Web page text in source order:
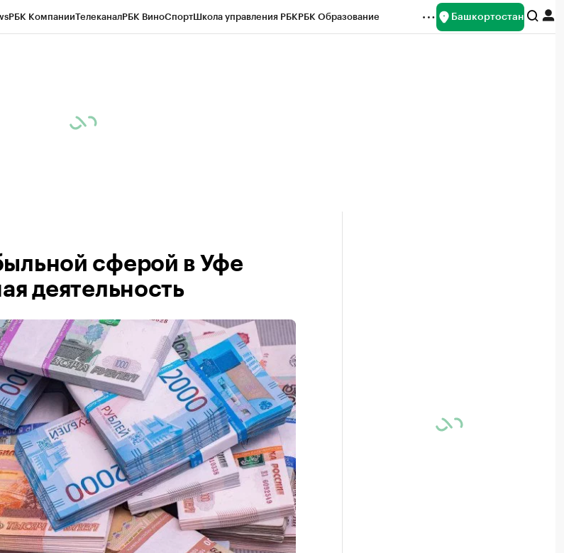
РБК КомпанииТелеканалРБК ВиноСпортШкола управления РБКРБК Образование Башкортостан
сферой в Уфе
деятельность